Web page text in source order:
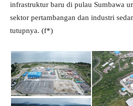
infrastruktur baru di pulau Sumbawa
sektor pertambangan dan industri
tutupnya. (f*)